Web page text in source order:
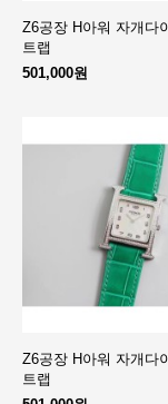
Z6공장 H아워 자개다
트랩
501,000원
Z6공장 H아워 자개다
트랩